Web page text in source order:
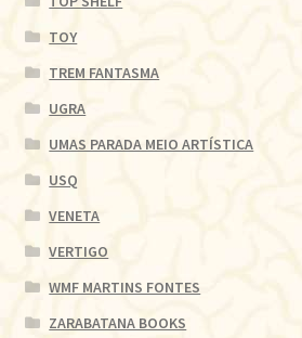
TOY
TREM FANTASMA
UGRA
UMAS PARADA MEIO ARTÍSTICA
USQ
VENETA
VERTIGO
WMF MARTINS FONTES
ZARABATANA BOOKS